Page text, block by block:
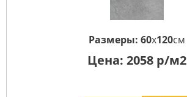
Размеры: 60x120см
Цена: 2058 р/м2